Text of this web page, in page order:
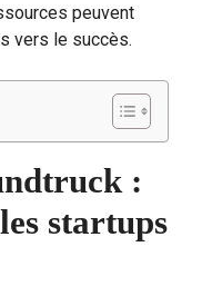
peuvent
vers le succès.
:
startups